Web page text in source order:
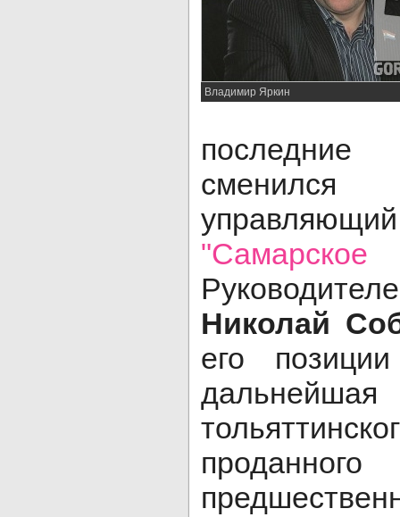
Владимир Яркин
Николай
его